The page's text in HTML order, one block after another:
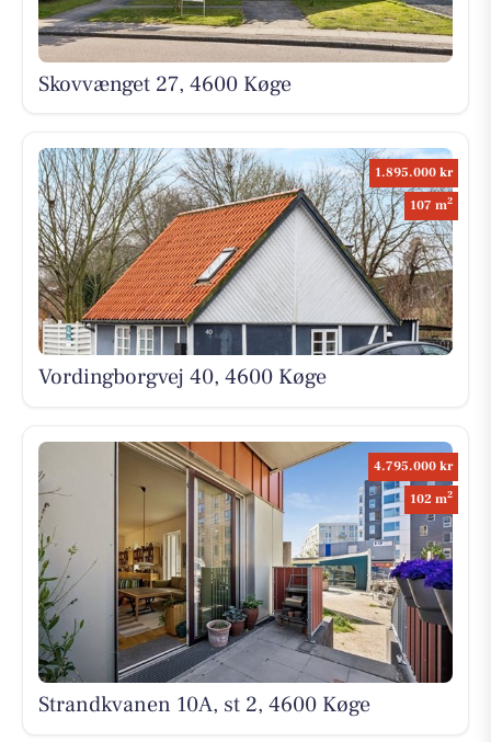
Skovvænget 27, 4600 Køge
1.895.000 kr
107 m2
Vordingborgvej 40, 4600 Køge
4.795.000 kr
102 m2
Strandkvanen 10A, st 2, 4600 Køge